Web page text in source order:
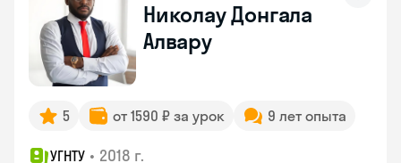
Николау Донгала
Алвару
5 от 1590 ₽ за урок 9 лет опыта
УГНТУ • 2018 г.